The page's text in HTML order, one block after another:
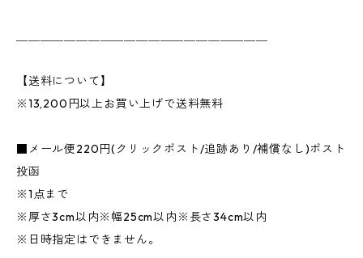
【送料について】
※13,200円以上お買い上げで送料無料
■メール便220円(クリックポスト/追跡あり/補償なし)ポスト
投函
※1点まで
※厚さ3cm以内※幅25cm以内※長さ34cm以内
※日時指定はできません。